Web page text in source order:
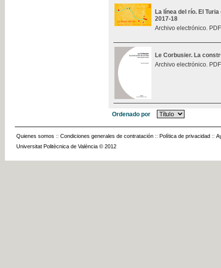
La línea del río. El
2017-18
Archivo electrónico.
Le Corbusier. La
Archivo electrónico.
Ordenado por
Quienes somos :: Condiciones generales de contratación :: Política de privacidad ::
Universitat Politècnica de València © 2012